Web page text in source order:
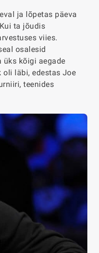
ja lõpetas päeva
ta jõudis
viies.
osalesid
üks kõigi aegade
oli läbi, edestas Joe
teenides